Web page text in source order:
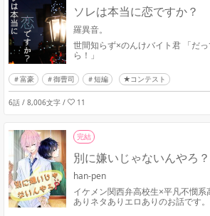
ソレは本当に恋ですか？
羅異音。
世間知らず×のんけバイト君 「だって君を好きになったか
ら！」
富豪 御曹司 短編 ★コンテスト
6話 / 8,006文字 / 11
完結
別に嫌いじゃないんやろ？
han-pen
イケメン関西弁高校生×平凡不憫
ありネタありエロありのお話です。